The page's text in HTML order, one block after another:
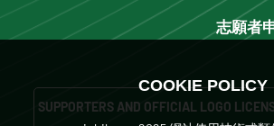
志願者
SUPPORTERS AND OFFICIAL LOGO
COOKIE POLICY